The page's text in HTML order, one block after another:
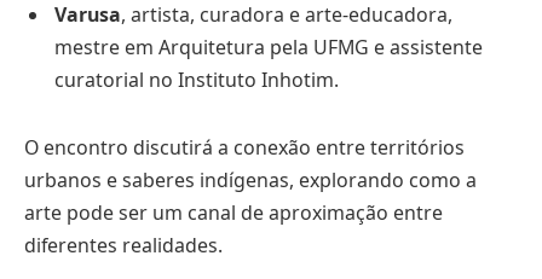
Varusa, artista, curadora e arte-educadora,
mestre em Arquitetura pela UFMG e assistente
curatorial no Instituto Inhotim.
O encontro discutirá a conexão entre territórios
urbanos e saberes indígenas, explorando como a
arte pode ser um canal de aproximação entre
diferentes realidades.